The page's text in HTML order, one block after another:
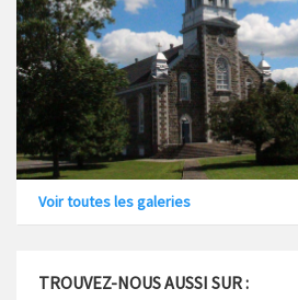
Voir toutes les galeries
TROUVEZ-NOUS AUSSI SUR :